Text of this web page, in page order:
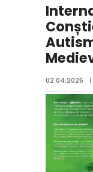
02.04.2025 |